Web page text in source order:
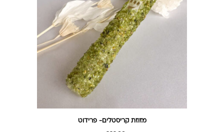
מזוזת קריסטלים- פרידוט